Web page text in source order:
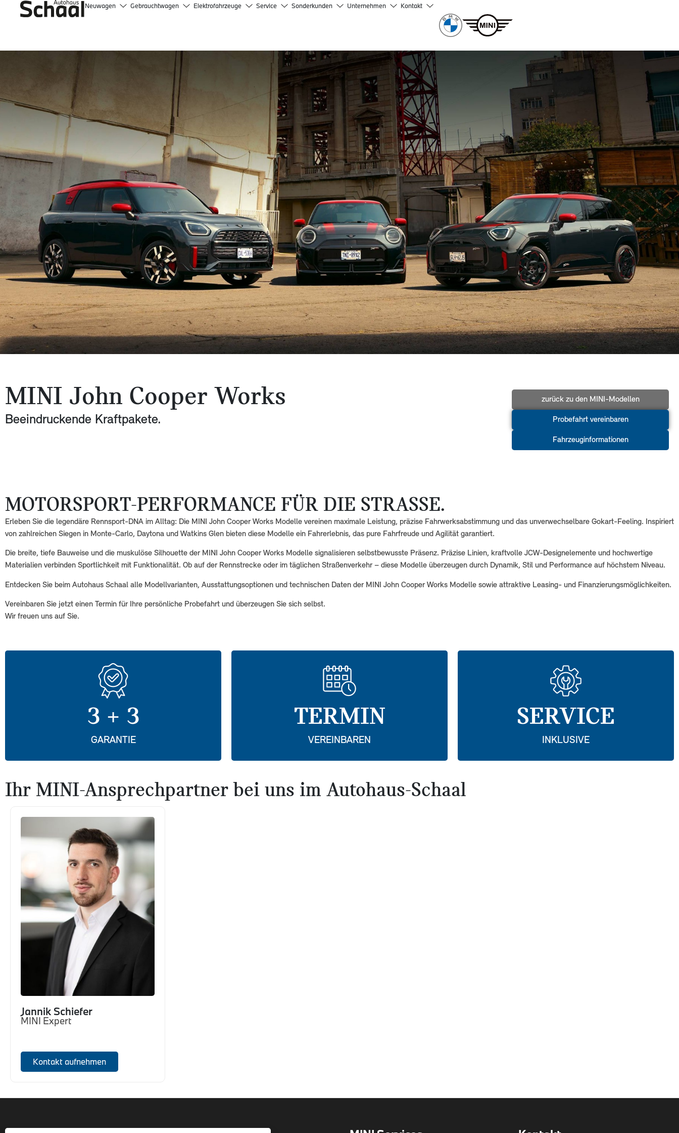
Neuwagen Gebrauchtwagen Elektrofahrzeuge Service Sonderkunden Unternehmen Kontakt
MINI John Cooper Works
Beeindruckende Kraftpakete.
zurück zu den MINI-Modellen
Probefahrt vereinbaren
Fahrzeuginformationen
MOTORSPORT-PERFORMANCE FÜR DIE STRASSE.
Erleben Sie die legendäre Rennsport-DNA im Alltag: Die MINI John Cooper Works Modelle vereinen maximale Leistung, präzise Fahrwerksabstimmung und das unverwechselbare Gokart-Feeling. Inspiriert
von zahlreichen Siegen in Monte-Carlo, Daytona und Watkins Glen bieten diese Modelle ein Fahrerlebnis, das pure Fahrfreude und Agilität garantiert.
Die breite, tiefe Bauweise und die muskulöse Silhouette der MINI John Cooper Works Modelle signalisieren selbstbewusste Präsenz. Präzise Linien, kraftvolle JCW-Designelemente und hochwertige
Materialien verbinden Sportlichkeit mit Funktionalität. Ob auf der Rennstrecke oder im täglichen Straßenverkehr – diese Modelle überzeugen durch Dynamik, Stil und Performance auf höchstem Niveau.
Entdecken Sie beim Autohaus Schaal alle Modellvarianten, Ausstattungsoptionen und technischen Daten der MINI John Cooper Works Modelle sowie attraktive Leasing- und Finanzierungsmöglichkeiten.
Vereinbaren Sie jetzt einen Termin für Ihre persönliche Probefahrt und überzeugen Sie sich selbst.
Wir freuen uns auf Sie.
3 + 3
GARANTIE
TERMIN
VEREINBAREN
SERVICE
INKLUSIVE
Ihr MINI-Ansprechpartner bei uns im Autohaus-Schaal
Jannik Schiefer
MINI Expert
Kontakt aufnehmen